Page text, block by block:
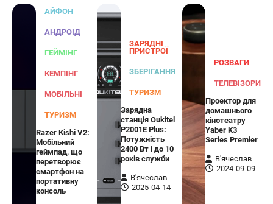
АЙФОН
АНДРОІД
ГЕЙМІНГ
КЕМПІНГ
МОБІЛЬНІ
ТУРИЗМ
Razer Kishi V2:
Мобільний
геймпад, що
перетворює
смартфон на
портативну
консоль
ЗАРЯДНІ
ПРИСТРОЇ
ЗБЕРІГАННЯ
ТУРИЗМ
Зарядна
станція Oukitel
P2001E Plus:
Потужність
2400 Вт і до 10
років служби
В'ячеслав
2025-04-14
РОЗВАГИ
ТЕЛЕВІЗОРИ
Проектор для
домашнього
кінотеатру
Yaber K3
Series Premier
В'ячеслав
2024-09-09
дорожній адаптер потужністю 65 Вт,
розроблений для заряджання ваших
ГЕЙМІНГ
Бездротовий контролер 8BitDo Lite
SE 2.4G для Xbox
В'ячеслав 2024-09-03
8BitDo Lite SE 2.4G — це компактний
бездротовий контролер, розроблений
спеціально для Xbox. Завдяки своєму…
АУДІО КОЛОНКИ
Бездротова колонка LG XBOOM Go
XG2T